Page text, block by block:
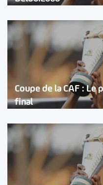
Coupe de la CAF : Le
final